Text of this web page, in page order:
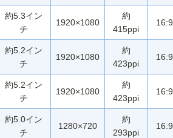
約5.3イン
チ
1920×1080
約
415ppi
16:9
約5.2イン
チ
1920×1080
約
423ppi
16:9
約5.2イン
チ
1920×1080
約
423ppi
16:9
約5.0イン
チ
1280×720
約
293ppi
16:9